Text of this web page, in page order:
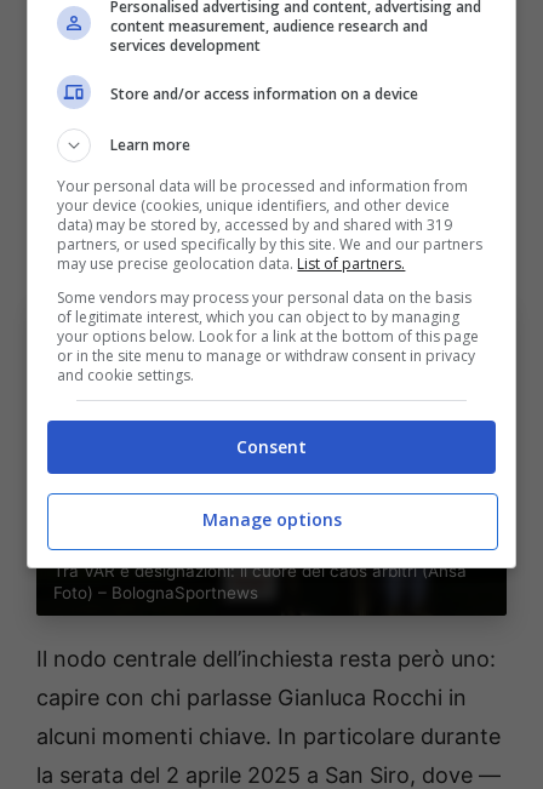
parla di una sorta di “resistenza silenziosa”, di
arbitri e addetti VAR che avrebbero scelto di
non adeguarsi, pagando però un prezzo alto,
anche a livello personale e professionale.
Tra VAR e designazioni: il
cuore del caos arbitri
Tra VAR e designazioni: il cuore del caos arbitri (Ansa
Foto) – BolognaSportnews
Il nodo centrale dell’inchiesta resta però uno:
capire con chi parlasse Gianluca Rocchi in
alcuni momenti chiave. In particolare durante
la serata del 2 aprile 2025 a San Siro, dove —
Personalised advertising and content, advertising and
content measurement, audience research and
services development
Store and/or access information on a device
Learn more
Your personal data will be processed and information from
your device (cookies, unique identifiers, and other device
data) may be stored by, accessed by and shared with 319
partners, or used specifically by this site. We and our partners
may use precise geolocation data. List of partners.
Some vendors may process your personal data on the basis
of legitimate interest, which you can object to by managing
your options below. Look for a link at the bottom of this page
or in the site menu to manage or withdraw consent in privacy
and cookie settings.
Consent
Manage options